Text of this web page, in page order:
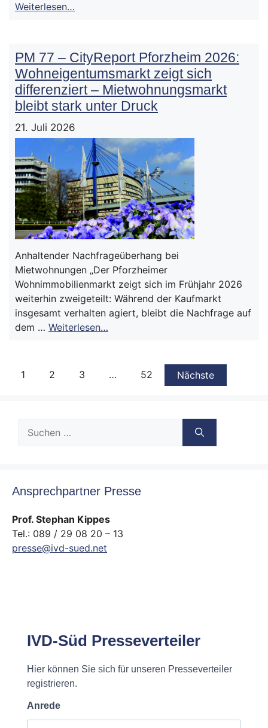
Weiterlesen…
PM 77 – CityReport Pforzheim 2026:
Wohneigentumsmarkt zeigt sich
differenziert – Mietwohnungsmarkt
bleibt stark unter Druck
21. Juli 2026
Anhaltender Nachfrageüberhang bei
Mietwohnungen „Der Pforzheimer
Wohnimmobilienmarkt zeigt sich im Frühjahr 2026
weiterhin zweigeteilt: Während der Kaufmarkt
insgesamt verhalten agiert, bleibt die Nachfrage auf
dem … Weiterlesen…
1 2 3 … 52 Nächste
nach:
Ansprechpartner Presse
Prof. Stephan Kippes
Tel.: 089 / 29 08 20 – 13
presse@ivd-sued.net